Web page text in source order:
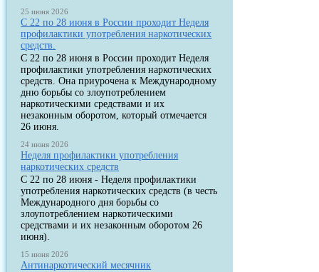
25 июня 2026
С 22 по 28 июня в России проходит Неделя
профилактики употребления наркотических
средств.
С 22 по 28 июня в России проходит Неделя
профилактики употребления наркотических
средств. Она приурочена к Международному
дню борьбы со злоупотреблением
наркотическими средствами и их
незаконным оборотом, который отмечается
26 июня.
24 июня 2026
Неделя профилактики употребления
наркотических средств
С 22 по 28 июня - Неделя профилактики
употребления наркотических средств (в честь
Международного дня борьбы со
злоупотреблением наркотическими
средствами и их незаконным оборотом 26
июня).
15 июня 2026
Антинаркотический месячник